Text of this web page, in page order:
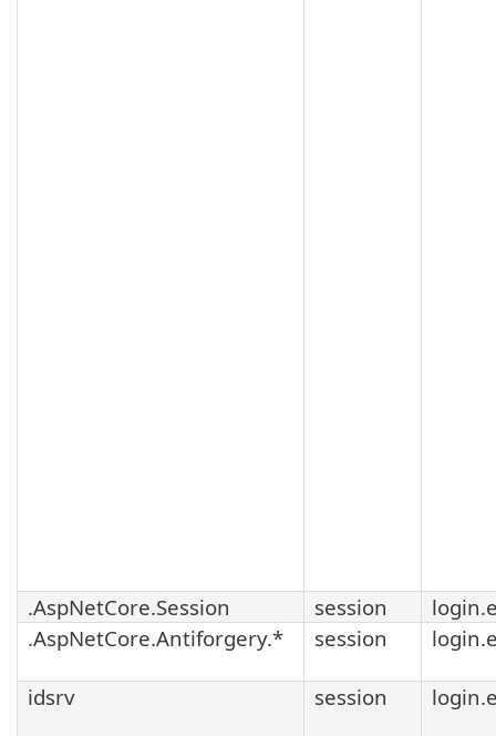
.AspNetCore.Session session
.AspNetCore.Antiforgery.*
session
idsrv session